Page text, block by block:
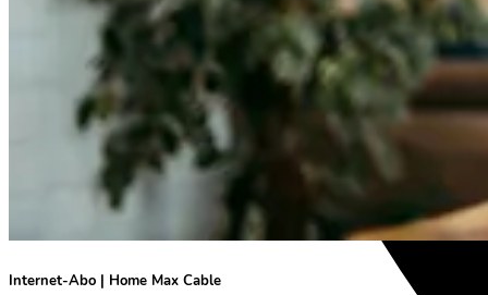
Internet-Abo | Home Max Cable